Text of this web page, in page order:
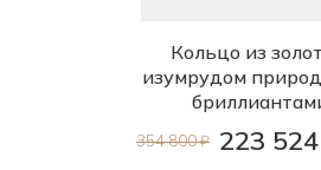
Кольцо из
изумрудом
354 800 ₽ 223